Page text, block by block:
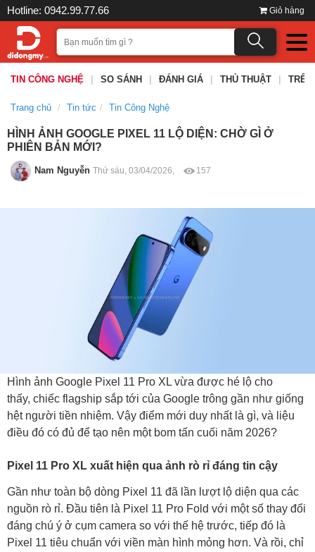
Hotline: 0942.99.77.66 Giỏ hàng
TIN CÔNG NGHỆ SO SÁNH ĐÁNH GIÁ THỦ THUẬT TRÊN
Trang chủ Tin tức Tin Công Nghệ
HÌNH ẢNH GOOGLE PIXEL 11 LỘ DIỆN: CHỜ GÌ Ở
PHIÊN BẢN MỚI?
Nam Nguyễn Thứ sáu, 03/04/2026, 157
Hình ảnh Google Pixel 11 Pro XL vừa được hé lộ cho
thấy, chiếc flagship sắp tới của Google trông gần như giống
hệt người tiền nhiệm. Vậy điểm mới duy nhất là gì, và liệu
điều đó có đủ để tạo nên một bom tấn cuối năm 2026?
Pixel 11 Pro XL xuất hiện qua ảnh rò rỉ đáng tin cậy
Gần như toàn bộ dòng Pixel 11 đã lần lượt lộ diện qua các
nguồn rò rỉ. Đầu tiên là Pixel 11 Pro Fold với một số thay đổi
đáng chú ý ở cụm camera so với thế hệ trước, tiếp đó là
Pixel 11 tiêu chuẩn với viền màn hình mỏng hơn. Và rồi, chỉ